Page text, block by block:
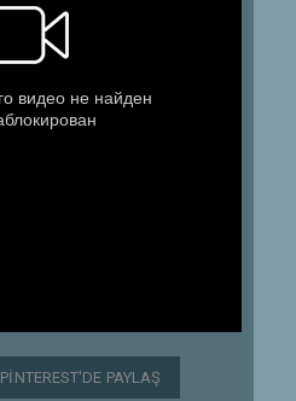
PINTEREST'DE PAYLAŞ